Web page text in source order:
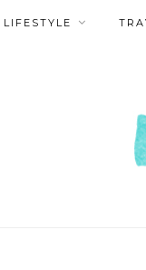
LIFESTYLE